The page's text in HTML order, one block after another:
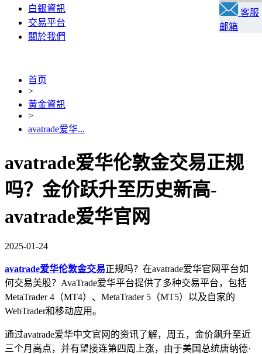
白銀資訊
交易平台
關於我們
首页
>
黃金資訊
>
avatrade爱华...
avatrade爱华伦敦金交易正规
吗？金价跃升至历史新高-
avatrade爱华官网
2025-01-24
avatrade爱华伦敦金交易正规吗？在avatrade爱华官网平台如
何交易美股？AvaTrade爱华平台提供了多种交易平台，包括
MetaTrader 4（MT4）、MetaTrader 5（MT5）以及自家的
WebTrader和移动应用。
通过avatrade爱华中文官网的资讯了解，周五，金价飙升至近
三个月高点，并有望接连第四周上涨，由于美国总统唐纳德·
客服
邮箱